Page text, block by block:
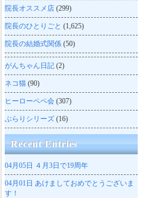
院長オススメ店 (299)
院長のひとりごと (1,625)
院長の結婚式関係 (50)
がんちゃん日記 (2)
ネコ猫 (90)
ヒーローペペ会 (307)
ぶらりシリーズ (16)
Recent Entries
04月05日 ４月3日で19周年
04月01日 あけましておめでとうございま
す！